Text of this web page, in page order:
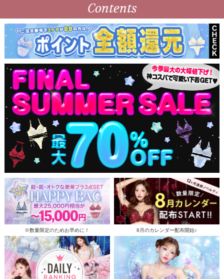
Contents
※数量限定のためお早めに！ 8月のカレンダー配布開始♪